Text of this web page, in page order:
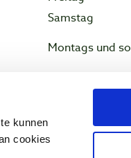
kunnen
cookies
Samstag
Montags und
Cookies